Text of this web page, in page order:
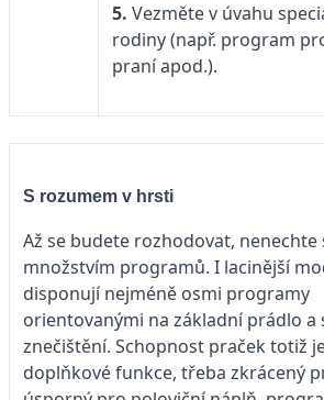
5. Vezměte v úvahu
rodiny (např. program
praní apod.).
S rozumem v hrsti
Až se budete rozhodovat, nenechte
množstvím programů. I lacinější
disponují nejméně osmi programy
orientovanými na základní prádlo a
znečištění. Schopnost praček totiž
doplňkové funkce, třeba zkrácený